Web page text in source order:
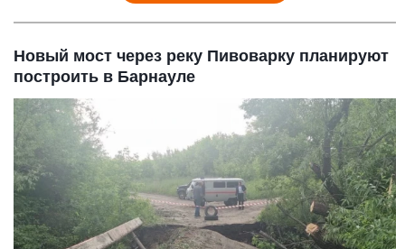
Новый мост через реку Пивоварку планируют
построить в Барнауле